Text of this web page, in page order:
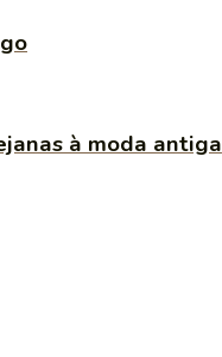
à moda antiga